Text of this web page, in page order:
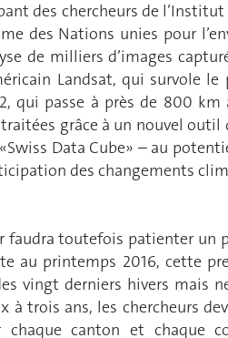
des chercheurs de
des Nations unies pour
de milliers d’images
Landsat, qui survole
qui passe à près de 800
grâce à un nouvel outil
Data Cube» – au
des changements
toutefois patienter un
au printemps 2016, cette
vingt derniers hivers mais
à trois ans, les chercheurs
chaque canton et chaque